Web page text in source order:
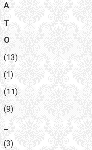
А
Т
О
(13)
(1)
(11)
(9)
(3)